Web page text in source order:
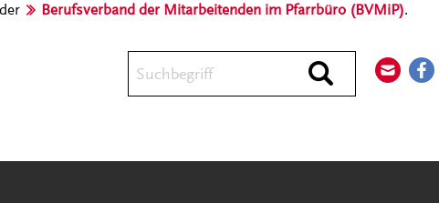
Durchsuchen
Berufsverband der Mitarbeitenden im Pfarrbüro (BVMiP).